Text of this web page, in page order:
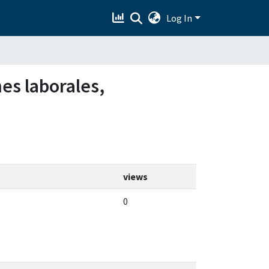
Log In
laborales,
views
0